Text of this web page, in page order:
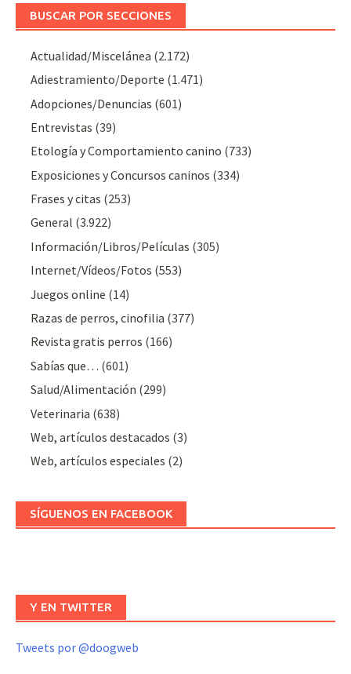
BUSCAR POR SECCIONES
Actualidad/Miscelánea (2.172)
Adiestramiento/Deporte (1.471)
Adopciones/Denuncias (601)
Entrevistas (39)
Etología y Comportamiento canino (733)
Exposiciones y Concursos caninos (334)
Frases y citas (253)
General (3.922)
Información/Libros/Películas (305)
Internet/Vídeos/Fotos (553)
Juegos online (14)
Razas de perros, cinofilia (377)
Revista gratis perros (166)
Sabías que… (601)
Salud/Alimentación (299)
Veterinaria (638)
Web, artículos destacados (3)
Web, artículos especiales (2)
SÍGUENOS EN FACEBOOK
Y EN TWITTER
Tweets por @doogweb